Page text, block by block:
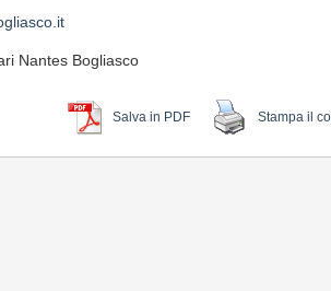
Nantes Bogliasco
Salva in PDF Stampa il